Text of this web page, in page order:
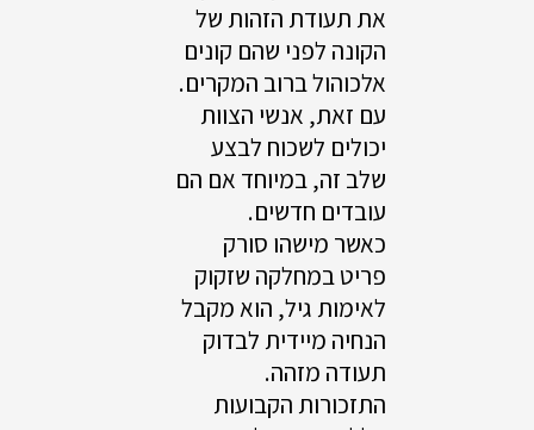
את תעודת הזהות של
הקונה לפני שהם קונים
אלכוהול ברוב המקרים.
עם זאת, אנשי הצוות
יכולים לשכוח לבצע
שלב זה, במיוחד אם הם
עובדים חדשים.
כאשר מישהו סורק
פריט במחלקה שזקוק
לאימות גיל, הוא מקבל
הנחיה מיידית לבדוק
תעודה מזהה.
התזכורות הקבועות